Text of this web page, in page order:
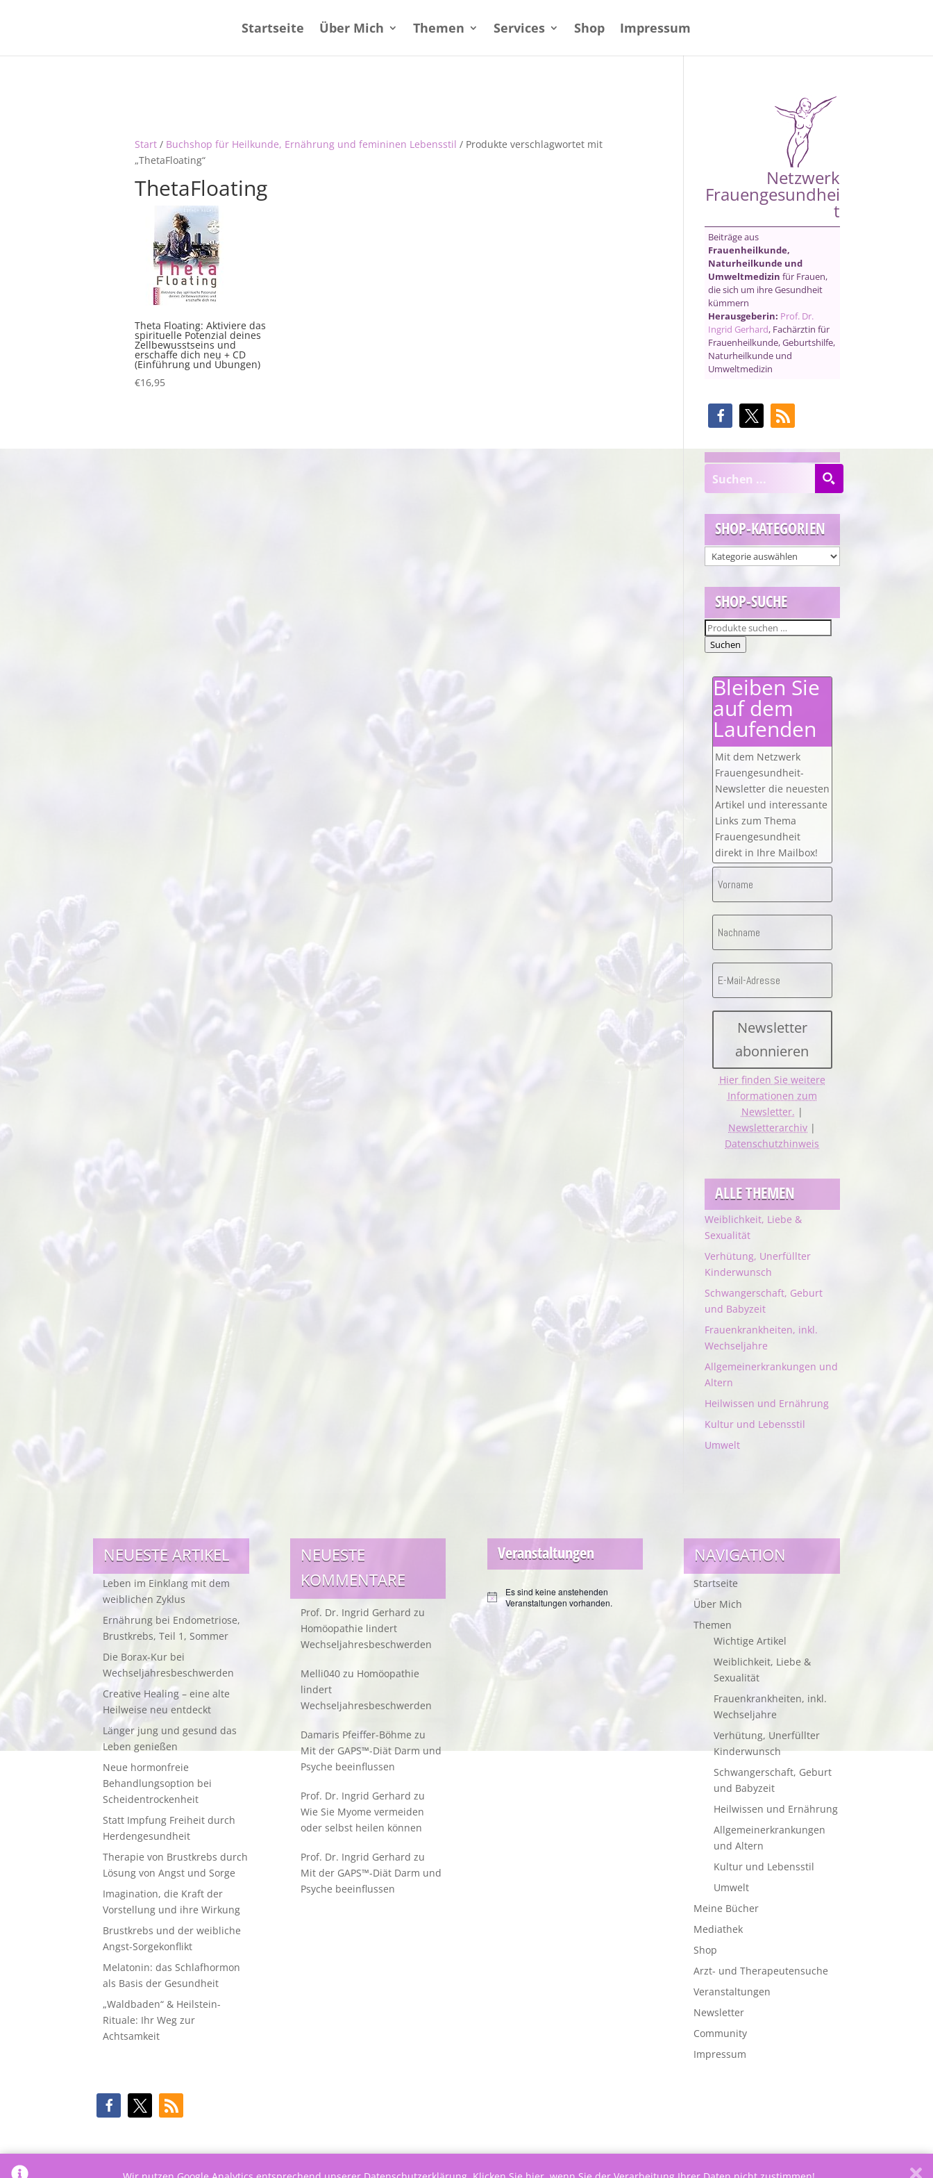
Startseite Über Mich Themen Services Shop Impressum
Start/ Buchshop für Heilkunde, Ernährung und femininen Lebensstil / Produkte verschlagwortet mit
„ThetaFloating“
ThetaFloating
Theta Floating: Aktiviere das
spirituelle Potenzial deines
Zellbewusstseins und
erschaffe dich neu + CD
(Einführung und Übungen)
€16,95
Netzwerk
Frauengesundhei
t
Beiträge aus
Frauenheilkunde,
Naturheilkunde und
Umweltmedizin für Frauen,
die sich um ihre Gesundheit
kümmern
Herausgeberin: Prof. Dr.
Ingrid Gerhard, Fachärztin für
Frauenheilkunde, Geburtshilfe,
Naturheilkunde und
Umweltmedizin
SHOP-KATEGORIEN
SHOP-SUCHE
Suchen
nach:
Suchen
Bleiben Sie
auf dem
Laufenden
Mit dem Netzwerk
Frauengesundheit-
Newsletter die neuesten
Artikel und interessante
Links zum Thema
Frauengesundheit
direkt in Ihre Mailbox!
Newsletter
abonnieren
Hier finden Sie weitere
Informationen zum
Newsletter. |
Newsletterarchiv |
Datenschutzhinweis
ALLE THEMEN
Weiblichkeit, Liebe &
Sexualität
Verhütung, Unerfüllter
Kinderwunsch
Schwangerschaft, Geburt
und Babyzeit
Frauenkrankheiten, inkl.
Wechseljahre
Allgemeinerkrankungen und
Altern
Heilwissen und Ernährung
Kultur und Lebensstil
Umwelt
NEUESTE ARTIKEL
Leben im Einklang mit dem
weiblichen Zyklus
Ernährung bei Endometriose,
Brustkrebs, Teil 1, Sommer
Die Borax-Kur bei
Wechseljahresbeschwerden
Creative Healing – eine alte
Heilweise neu entdeckt
Länger jung und gesund das
Leben genießen
Neue hormonfreie
Behandlungsoption bei
Scheidentrockenheit
Statt Impfung Freiheit durch
Herdengesundheit
Therapie von Brustkrebs durch
Lösung von Angst und Sorge
Imagination, die Kraft der
Vorstellung und ihre Wirkung
Brustkrebs und der weibliche
Angst-Sorgekonflikt
Melatonin: das Schlafhormon
als Basis der Gesundheit
„Waldbaden“ & Heilstein-
Rituale: Ihr Weg zur
Achtsamkeit
NEUESTE
KOMMENTARE
Prof. Dr. Ingrid Gerhard zu
Homöopathie lindert
Wechseljahresbeschwerden
Melli040zu Homöopathie
lindert
Wechseljahresbeschwerden
Damaris Pfeiffer-Böhme zu
Mit der GAPS™-Diät Darm und
Psyche beeinflussen
Prof. Dr. Ingrid Gerhard zu
Wie Sie Myome vermeiden
oder selbst heilen können
Prof. Dr. Ingrid Gerhard zu
Mit der GAPS™-Diät Darm und
Psyche beeinflussen
Veranstaltungen
Hinweis
Es sind keine anstehenden
Veranstaltungen vorhanden.
NAVIGATION
Startseite
Über Mich
Themen
Wichtige Artikel
Weiblichkeit, Liebe &
Sexualität
Frauenkrankheiten, inkl.
Wechseljahre
Verhütung, Unerfüllter
Kinderwunsch
Schwangerschaft, Geburt
und Babyzeit
Heilwissen und Ernährung
Allgemeinerkrankungen
und Altern
Kultur und Lebensstil
Umwelt
Meine Bücher
Mediathek
Shop
Arzt- und Therapeutensuche
Veranstaltungen
Newsletter
Community
Impressum